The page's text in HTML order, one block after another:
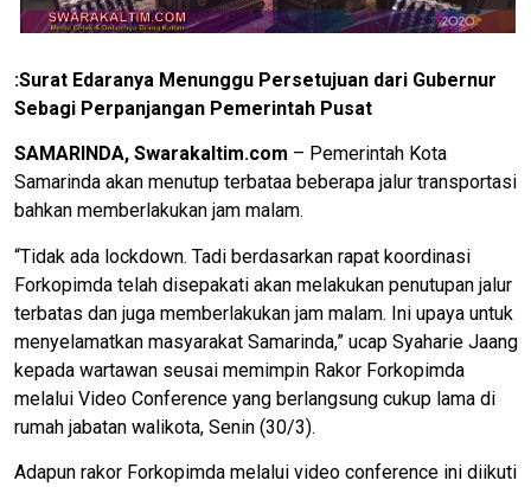
:Surat Edaranya Menunggu Persetujuan dari Gubernur
Sebagi Perpanjangan Pemerintah Pusat
SAMARINDA, Swarakaltim.com – Pemerintah Kota
Samarinda akan menutup terbataa beberapa jalur transportasi
bahkan memberlakukan jam malam.
“Tidak ada lockdown. Tadi berdasarkan rapat koordinasi
Forkopimda telah disepakati akan melakukan penutupan jalur
terbatas dan juga memberlakukan jam malam. Ini upaya untuk
menyelamatkan masyarakat Samarinda,” ucap Syaharie Jaang
kepada wartawan seusai memimpin Rakor Forkopimda
melalui Video Conference yang berlangsung cukup lama di
rumah jabatan walikota, Senin (30/3).
Adapun rakor Forkopimda melalui video conference ini diikuti